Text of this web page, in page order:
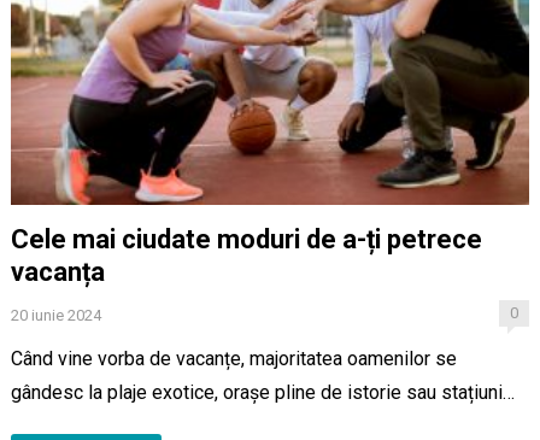
Cele mai ciudate moduri de a-ți petrece
vacanța
20 iunie 2024 0
Când vine vorba de vacanțe, majoritatea oamenilor se
gândesc la plaje exotice, orașe pline de istorie sau stațiuni…